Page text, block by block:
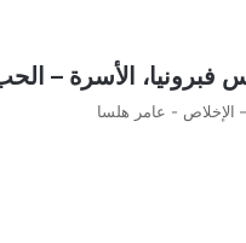
فبرونيا، الأسرة –
الإخلاص - عامر هلسا